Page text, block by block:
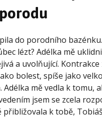
do porodního
lézt? Adélka mě
a uvolňující.
bolest, spíše jako
mě vedla k tomu,
jsem se zcela
přibližovala k tobě,